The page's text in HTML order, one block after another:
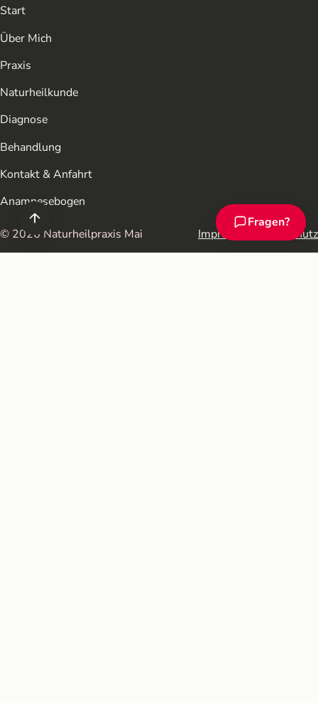
Start
Über Mich
Praxis
Naturheilkunde
Diagnose
Behandlung
Kontakt & Anfahrt
Anamnesebogen
© 2026 Naturheilpraxis Mai Impressum Datenschutz
Fragen?
Chat-Assistent